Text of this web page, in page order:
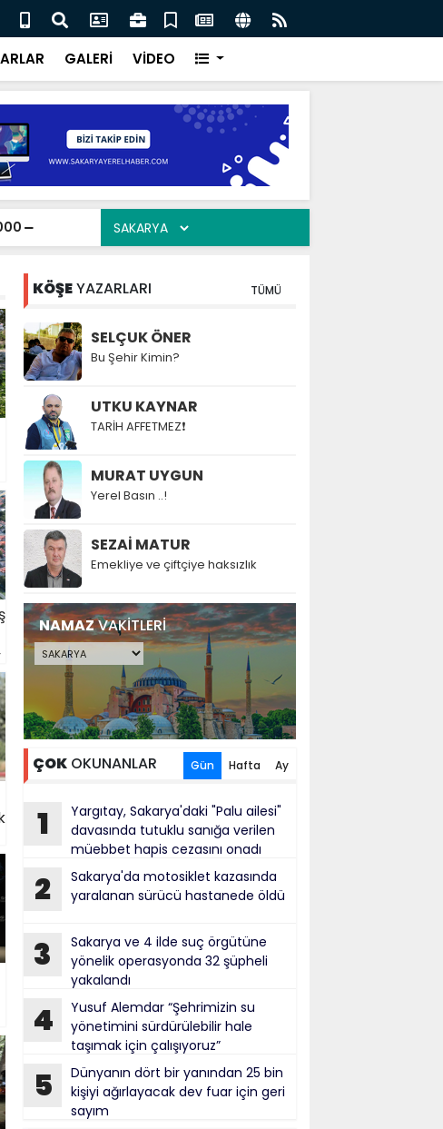
Alemdar “Şehrimizin su yönetimini sürdürülebilir hale taşımak
GALERİ VİDEO
KÖŞEYAZARLARI TÜMÜ
SELÇUK ÖNER
Bu Şehir Kimin?
UTKU KAYNAR
TARİH AFFETMEZ❗
MURAT UYGUN
Yerel Basın ..!
SEZAİ MATUR
Emekliye ve çiftçiye haksızlık
NAMAZVAKİTLERİ
ÇOK OKUNANLAR Gün Hafta Ay
1
Yargıtay, Sakarya'daki "Palu ailesi"
davasında tutuklu sanığa verilen
müebbet hapis cezasını onadı
2
Sakarya'da motosiklet kazasında
yaralanan sürücü hastanede öldü
3
Sakarya ve 4 ilde suç örgütüne
yönelik operasyonda 32 şüpheli
yakalandı
4
Yusuf Alemdar “Şehrimizin su
yönetimini sürdürülebilir hale
taşımak için çalışıyoruz”
5
Dünyanın dört bir yanından 25 bin
kişiyi ağırlayacak dev fuar için geri
sayım